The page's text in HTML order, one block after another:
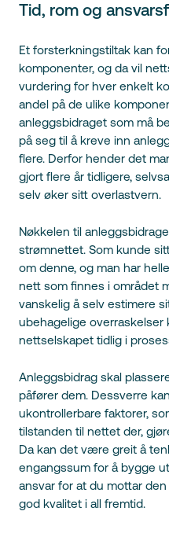
Tid, rom og
Et forsterkningstiltak kan
komponenter, og da vil
vurdering for hver enkelt
andel på de ulike
anleggsbidraget som må
på seg til å kreve inn
flere. Derfor hender det
gjort flere år tidligere,
selv øker sitt overlastvern.
Nøkkelen til
strømnettet. Som kunde
om denne, og man har
nett som finnes i området
vanskelig å selv estimere
ubehagelige overraskelser
nettselskapet tidlig i
Anleggsbidrag skal
påfører dem. Dessverre
ukontrollerbare faktorer,
tilstanden til nettet der,
Da kan det være greit å
engangssum for å bygge
ansvar for at du mottar
god kvalitet i all fremtid.